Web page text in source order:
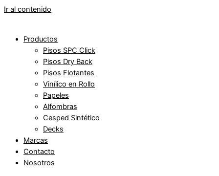
Ir al contenido
Productos
Pisos SPC Click
Pisos Dry Back
Pisos Flotantes
Vinílico en Rollo
Papeles
Alfombras
Cesped Sintético
Decks
Marcas
Contacto
Nosotros